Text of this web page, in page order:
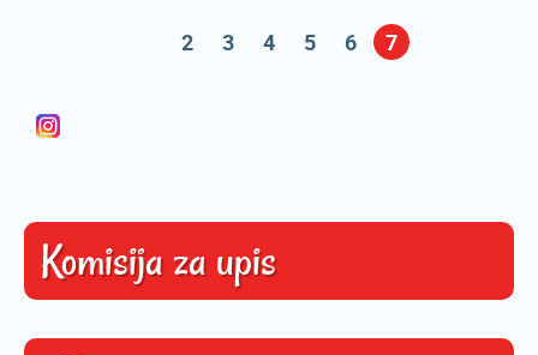
2 3 4 5 6 7
Komisija za upis